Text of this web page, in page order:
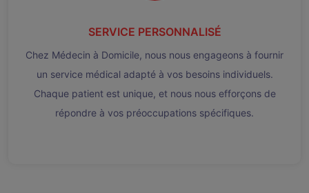
SERVICE PERSONNALISÉ
Chez Médecin à Domicile, nous nous engageons à fournir
un service médical adapté à vos besoins individuels.
Chaque patient est unique, et nous nous efforçons de
répondre à vos préoccupations spécifiques.